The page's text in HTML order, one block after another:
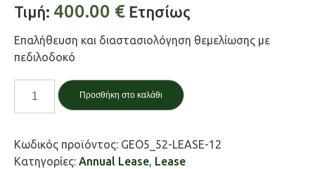
Τιμή: 400.00 € Ετησίως
Επαλήθευση και διαστασιολόγηση θεμελίωσης με
πεδιλοδοκό
Πεδιλοδοκός
footing
ποσότητα
Προσθήκη στο καλάθι
Κωδικός προϊόντος: GEO5_52-LEASE-12
Κατηγορίες: Annual Lease, Lease